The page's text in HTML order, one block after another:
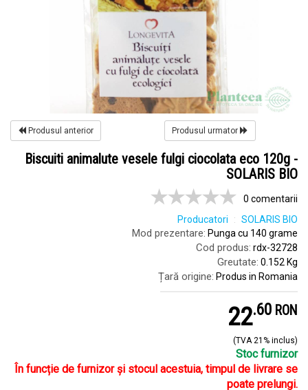
Produsul anterior Produsul urmator
Biscuiti animalute vesele fulgi ciocolata eco 120g -
SOLARIS BIO
0 comentarii
Producatori
SOLARIS BIO
Mod prezentare: Punga cu 140 grame
Cod produs: rdx-32728
Greutate: 0.152 Kg
Țară origine: Produs in Romania
22.6 RON
(TVA 21% inclus)
Stoc furnizor
În funcție de furnizor și stocul acestuia, timpul de livrare se
poate prelungi.